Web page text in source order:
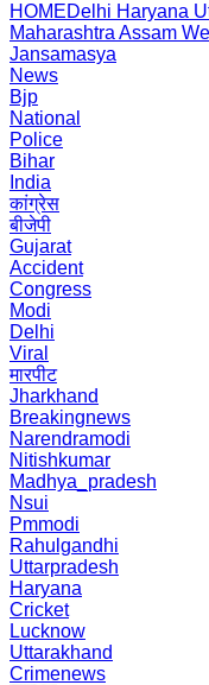
HOMEDelhi Haryana
Maharashtra Assam
Jansamasya
News
Bjp
National
Police
Bihar
India
कांग्रेस
बीजेपी
Gujarat
Accident
Congress
Modi
Delhi
Viral
मारपीट
Jharkhand
Breakingnews
Narendramodi
Nitishkumar
Madhya_pradesh
Nsui
Pmmodi
Rahulgandhi
Uttarpradesh
Haryana
Cricket
Lucknow
Uttarakhand
Crimenews